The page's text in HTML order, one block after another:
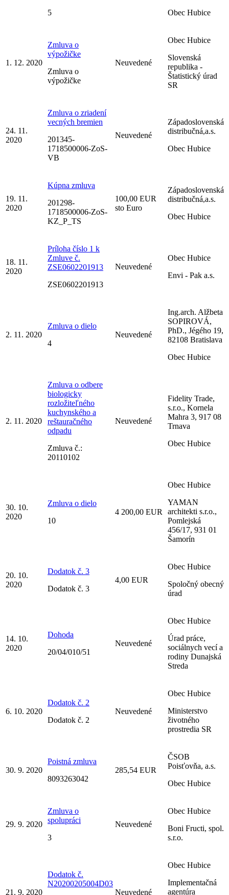
5
Obec Hubice
1. 12. 2020
Zmluva o
výpožičke
Zmluva o
výpožičke
Neuvedené
Obec Hubice
Slovenská
republika -
Štatistický úrad
SR
24. 11.
2020
Zmluva o zriadení
vecných bremien
201345-
1718500006-ZoS-
VB
Neuvedené
Západoslovenská
distribučná,a.s.
Obec Hubice
19. 11.
2020
Kúpna zmluva
201298-
1718500006-ZoS-
KZ_P_TS
100,00 EUR
sto Euro
Západoslovenská
distribučná,a.s.
Obec Hubice
18. 11.
2020
Príloha číslo 1 k
Zmluve č.
ZSE0602201913
ZSE0602201913
Neuvedené
Obec Hubice
Envi - Pak a.s.
2. 11. 2020
Zmluva o dielo
4
Neuvedené
Ing.arch. Alžbeta
SOPIROVÁ,
PhD., Jégého 19,
82108 Bratislava
Obec Hubice
2. 11. 2020
Zmluva o odbere
biologicky
rozložiteľného
kuchynského a
reštauračného
odpadu
Zmluva č.:
20110102
Neuvedené
Fidelity Trade,
s.r.o., Kornela
Mahra 3, 917 08
Trnava
Obec Hubice
30. 10.
2020
Zmluva o dielo
10
4 200,00 EUR
Obec Hubice
YAMAN
architekti s.r.o.,
Pomlejská
456/17, 931 01
Šamorín
20. 10.
2020
Dodatok č. 3
Dodatok č. 3
4,00 EUR
Obec Hubice
Spoločný obecný
úrad
14. 10.
2020
Dohoda
20/04/010/51
Neuvedené
Obec Hubice
Úrad práce,
sociálnych vecí a
rodiny Dunajská
Streda
6. 10. 2020
Dodatok č. 2
Dodatok č. 2
Neuvedené
Obec Hubice
Ministerstvo
životného
prostredia SR
30. 9. 2020
Poistná zmluva
8093263042
285,54 EUR
ČSOB
Poisťovňa, a.s.
Obec Hubice
29. 9. 2020
Zmluva o
spolupráci
3
Neuvedené
Obec Hubice
Boni Fructi, spol.
s.r.o.
21. 9. 2020
Dodatok č.
N20200205004D03
Neuvedené
Obec Hubice
Implementačná
agentúra